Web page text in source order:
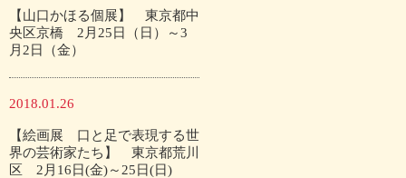
【山口かほる個展】 東京都中
央区京橋 2月25日（日）～3
月2日（金）
2018.01.26
【絵画展 口と足で表現する世
界の芸術家たち】 東京都荒川
区 2月16日(金)～25日(日)